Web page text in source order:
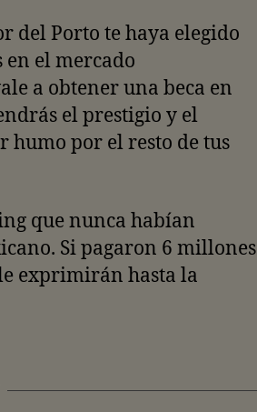
del Porto te haya elegido
el mercado
a obtener una beca en
el prestigio y el
humo por el resto de tus
que nunca habían
Si pagaron 6 millones
exprimirán hasta la